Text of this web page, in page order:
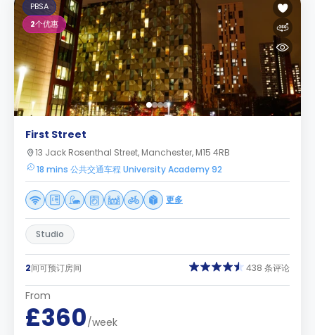
PBSA
2个优惠
First Street
13 Jack Rosenthal Street, Manchester, M15 4RB
18 mins 公共交通车程 University Academy 92
更多
Studio
2间可预订房间 438 条评论
From
£360/week